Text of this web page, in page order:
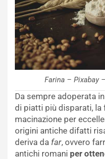
Farina – Pixabay
Da sempre adoperata
di piatti più disparati,
macinazione per
origini antiche difatti
deriva da far, ovvero
antichi romani per